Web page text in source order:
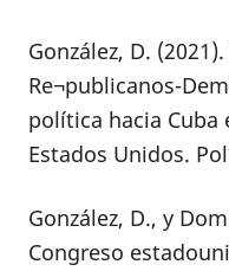
González, D.
Re¬publicanos-
política hacia Cuba
Estados Unidos.
González, D., y
Congreso